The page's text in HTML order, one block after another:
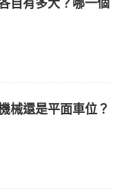
自有多大？哪一個
械還是平面車位？